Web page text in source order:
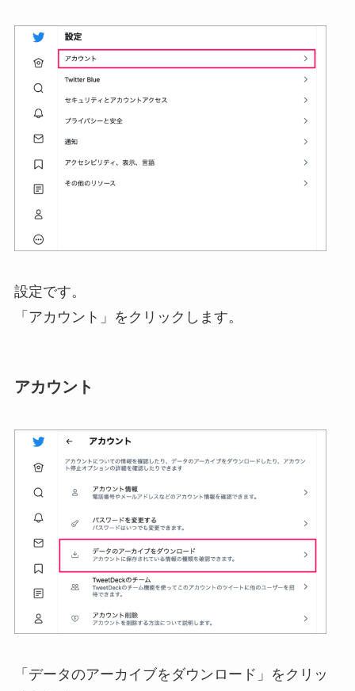
設定です。
「アカウント」をクリックします。
アカウント
「データのアーカイブをダウンロード」をクリッ